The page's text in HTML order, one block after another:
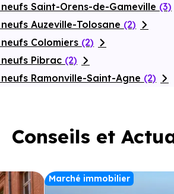
Saint-Orens-de-Gameville (3)
Auzeville-Tolosane (2)
Colomiers (2)
Pibrac (2)
Ramonville-Saint-Agne (2)
Conseils et
Marché immobilier